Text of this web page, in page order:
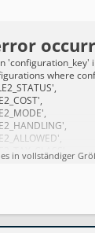
'configuration_key'
where
in vollständiger